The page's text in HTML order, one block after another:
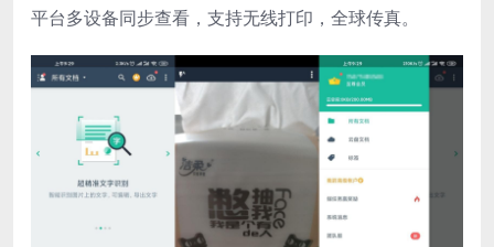
平台多设备同步查看，支持无线打印，全球传真。